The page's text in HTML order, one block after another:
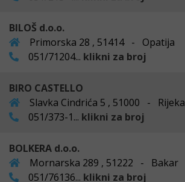
BILOŠ d.o.o.
Primorska 28 , 51414 - Opatija
051/71204... klikni za broj
BIRO CASTELLO
Slavka Cindrića 5 , 51000 - Rijeka
051/373-1... klikni za broj
BOLKERA d.o.o.
Mornarska 289 , 51222 - Bakar
051/76136... klikni za broj